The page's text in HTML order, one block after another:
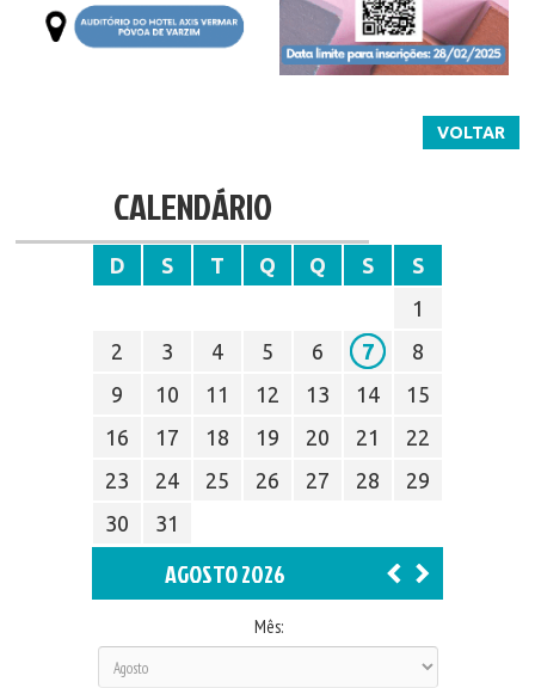
VOLTAR
CALENDÁRIO
D S T Q Q S
S
1
2
3 4 5 6 7
8
9
10 11 12 13 14
15
16
17 18 19 20 21
22
23
24 25 26 27 28
29
30
31
AGOSTO 2026
Mês: